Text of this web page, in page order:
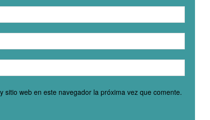
sitio web en este navegador la próxima vez que comente.